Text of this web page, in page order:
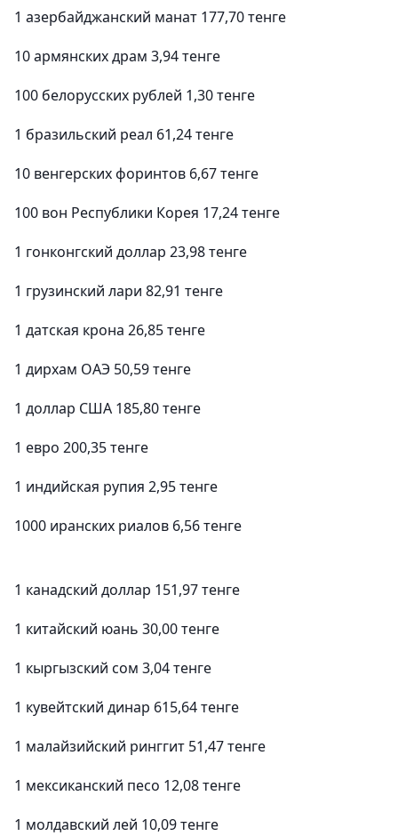
1 азербайджанский манат 177,70 тенге
10 армянских драм 3,94 тенге
100 белорусских рублей 1,30 тенге
1 бразильский реал 61,24 тенге
10 венгерских форинтов 6,67 тенге
100 вон Республики Корея 17,24 тенге
1 гонконгский доллар 23,98 тенге
1 грузинский лари 82,91 тенге
1 датская крона 26,85 тенге
1 дирхам ОАЭ 50,59 тенге
1 доллар США 185,80 тенге
1 евро 200,35 тенге
1 индийская рупия 2,95 тенге
1000 иранских риалов 6,56 тенге
1 канадский доллар 151,97 тенге
1 китайский юань 30,00 тенге
1 кыргызский сом 3,04 тенге
1 кувейтский динар 615,64 тенге
1 малайзийский ринггит 51,47 тенге
1 мексиканский песо 12,08 тенге
1 молдавский лей 10,09 тенге